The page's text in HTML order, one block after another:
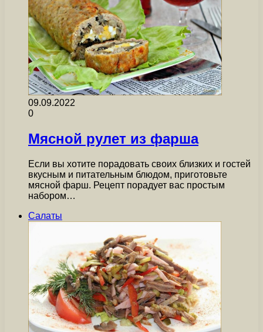
09.09.2022
0
Мясной рулет из фарша
Если вы хотите порадовать своих близких и гостей
вкусным и питательным блюдом, приготовьте
мясной фарш. Рецепт порадует вас простым
набором…
Салаты